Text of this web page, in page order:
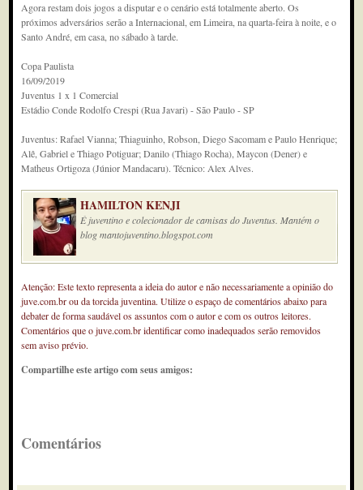
Agora restam dois jogos a disputar e o cenário está totalmente aberto. Os
próximos adversários serão a Internacional, em Limeira, na quarta-feira à noite, e o
Santo André, em casa, no sábado à tarde.
Copa Paulista
16/09/2019
Juventus 1 x 1 Comercial
Estádio Conde Rodolfo Crespi (Rua Javari) - São Paulo - SP
Juventus: Rafael Vianna; Thiaguinho, Robson, Diego Sacomam e Paulo Henrique;
Alê, Gabriel e Thiago Potiguar; Danilo (Thiago Rocha), Maycon (Dener) e
Matheus Ortigoza (Júnior Mandacaru). Técnico: Alex Alves.
HAMILTON KENJI
É juventino e colecionador de camisas do Juventus. Mantém o
blog mantojuventino.blogspot.com
Atenção: Este texto representa a ideia do autor e não necessariamente a opinião do
juve.com.br ou da torcida juventina. Utilize o espaço de comentários abaixo para
debater de forma saudável os assuntos com o autor e com os outros leitores.
Comentários que o juve.com.br identificar como inadequados serão removidos
sem aviso prévio.
Compartilhe este artigo com seus amigos:
Comentários